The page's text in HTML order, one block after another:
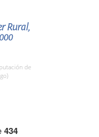
Rural,
de
434